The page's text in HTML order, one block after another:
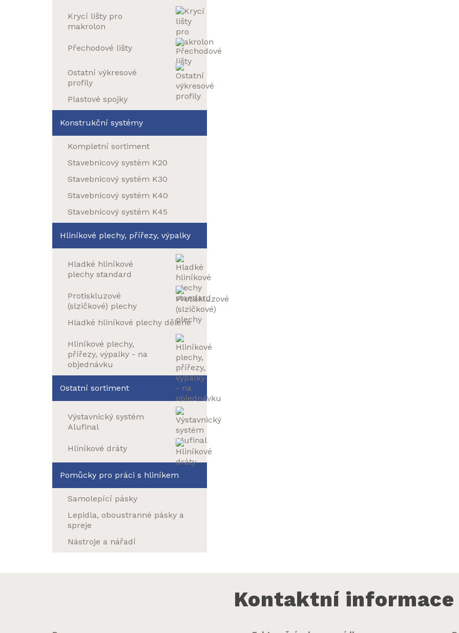
Krycí lišty pro
makrolon
Přechodové lišty
Ostatní výkresové
profily
Plastové spojky
Konstrukční systémy
Kompletní sortiment
Stavebnicový systém K20
Stavebnicový systém K30
Stavebnicový systém K40
Stavebnicový systém K45
Hliníkové plechy, přířezy, výpalky
Hladké hliníkové
plechy standard
Protiskluzové
(slzičkové) plechy
Hladké hliníkové plechy dělené
Hliníkové plechy,
přířezy, výpalky - na
objednávku
Ostatní sortiment
Výstavnický systém
Alufinal
Hliníkové dráty
Pomůcky pro práci s hliníkem
Samolepící pásky
Lepidla, oboustranné pásky a
spreje
Nástroje a nářadí
Kontaktní informace